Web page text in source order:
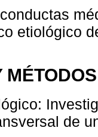
etiológico
MÉTODOS
de